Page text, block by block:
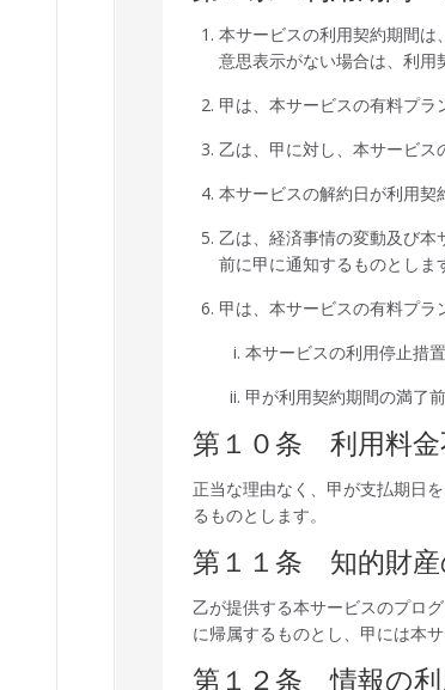
本サービスの利用契約期間
意思表示がない場合は、利用
甲は、本サービスの有料プラ
乙は、甲に対し、本サービス
本サービスの解約日が利用契
乙は、経済事情の変動及び
前に甲に通知するものとしま
甲は、本サービスの有料プラ
本サービスの利用停止措
甲が利用契約期間の満了
第１０条 利用料金
正当な理由なく、甲が支払期日
るものとします。
第１１条 知的財産
乙が提供する本サービスのプロ
に帰属するものとし、甲には本
第１２条 情報の利